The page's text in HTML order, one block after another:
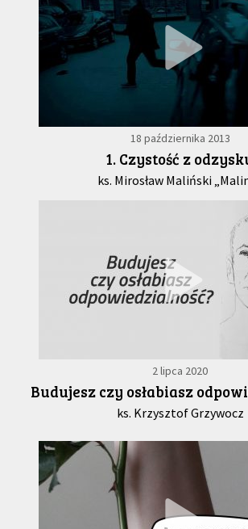
18 października 2013
1. Czystość z
ks. Mirosław Maliński
2 lipca 2020
Budujesz czy osłabiasz
ks. Krzysztof Grzywocz